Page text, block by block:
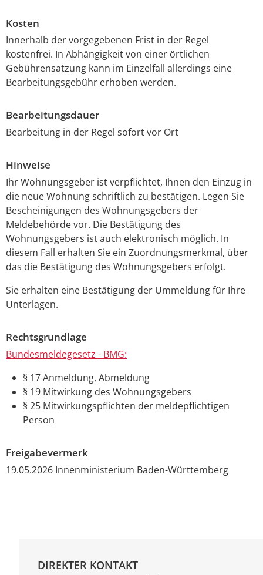
Kosten
Innerhalb der vorgegebenen Frist in der Regel
kostenfrei. In Abhängigkeit von einer örtlichen
Gebührensatzung kann im Einzelfall allerdings eine
Bearbeitungsgebühr erhoben werden.
Bearbeitungsdauer
Bearbeitung in der Regel sofort vor Ort
Hinweise
Ihr Wohnungsgeber ist verpflichtet, Ihnen den Einzug in
die neue Wohnung schriftlich zu bestätigen. Legen Sie
Bescheinigungen des Wohnungsgebers der
Meldebehörde vor. Die Bestätigung des
Wohnungsgebers ist auch elektronisch möglich. In
diesem Fall erhalten Sie ein Zuordnungsmerkmal, über
das die Bestätigung des Wohnungsgebers erfolgt.
Sie erhalten eine Bestätigung der Ummeldung für Ihre
Unterlagen.
Rechtsgrundlage
Bundesmeldegesetz - BMG:
§ 17 Anmeldung, Abmeldung
§ 19 Mitwirkung des Wohnungsgebers
§ 25 Mitwirkungspflichten der meldepflichtigen
Person
Freigabevermerk
19.05.2026 Innenministerium Baden-Württemberg
DIREKTER KONTAKT